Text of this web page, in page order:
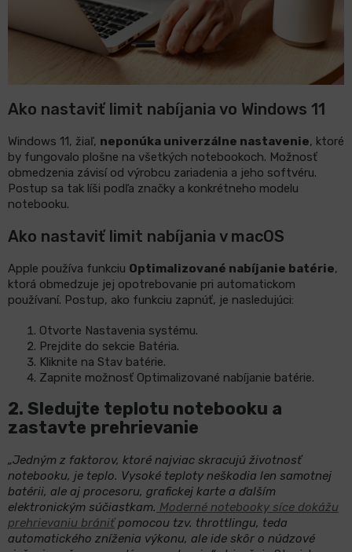
Ako nastaviť limit nabíjania vo Windows 11
Windows 11, žiaľ, neponúka univerzálne nastavenie, ktoré
by fungovalo plošne na všetkých notebookoch. Možnosť
obmedzenia závisí od výrobcu zariadenia a jeho softvéru.
Postup sa tak líši podľa značky a konkrétneho modelu
notebooku.
Ako nastaviť limit nabíjania v macOS
Apple používa funkciu Optimalizované nabíjanie batérie,
ktorá obmedzuje jej opotrebovanie pri automatickom
používaní. Postup, ako funkciu zapnúť, je nasledujúci:
Otvorte Nastavenia systému.
Prejdite do sekcie Batéria.
Kliknite na Stav batérie.
Zapnite možnosť Optimalizované nabíjanie batérie.
2. Sledujte teplotu notebooku a
zastavte prehrievanie
„Jedným z faktorov, ktoré najviac skracujú životnosť
notebooku, je teplo. Vysoké teploty neškodia len samotnej
batérii, ale aj procesoru, grafickej karte a ďalším
elektronickým súčiastkam. Moderné notebooky síce dokážu
prehrievaniu brániťpomocou tzv. throttlingu, teda
automatického zníženia výkonu, ale ide skôr o núdzové